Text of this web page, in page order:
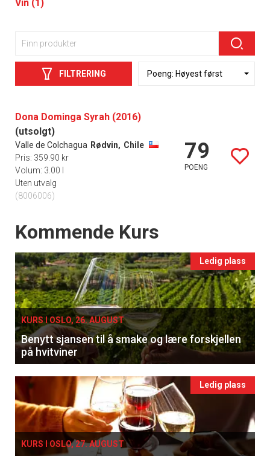
Vin (1)
FILTRERING
Dona Dominga Syrah (2016)
(utsolgt)
Valle de Colchagua Rødvin, Chile
Pris: 359.90 kr
Volum: 3.00 l
Uten utvalg
(8006006)
79
POENG
Events
Kommende Kurs
Ledig plass
KURS I OSLO, 26. AUGUST
Benytt sjansen til å smake og lære forskjellen
på hvitviner
Ledig plass
KURS I OSLO, 27. AUGUST